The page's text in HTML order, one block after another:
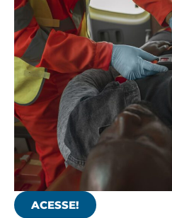
ACESSE!